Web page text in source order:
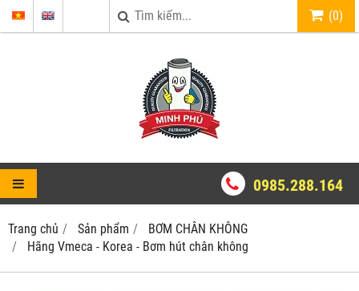
(0)
0985.288.164
Trang chủ Sản phẩm
BƠM CHÂN KHÔNG
Hãng Vmeca - Korea - Bơm hút chân không